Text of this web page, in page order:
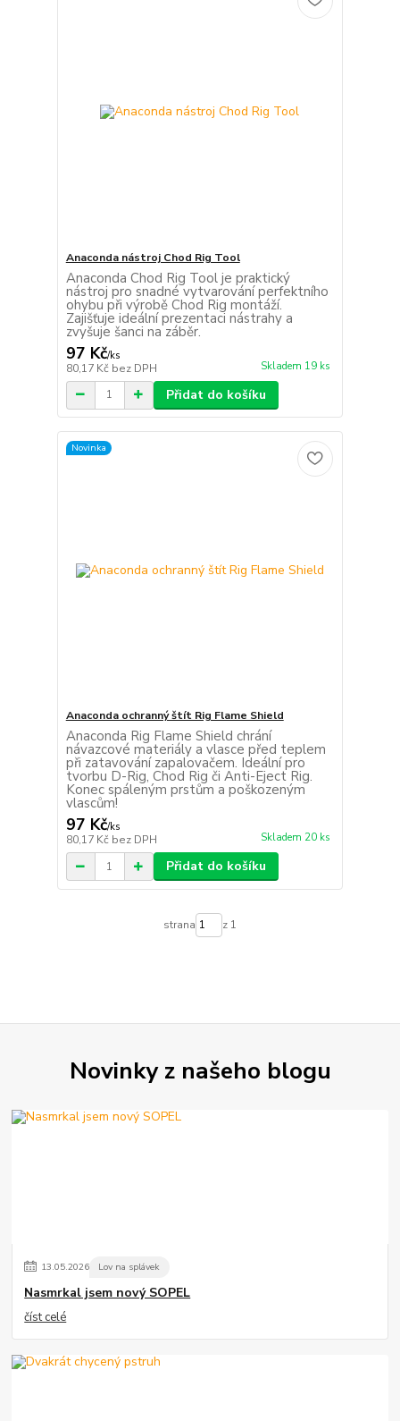
Anaconda nástroj Chod Rig Tool
Anaconda Chod Rig Tool je praktický
nástroj pro snadné vytvarování perfektního
ohybu při výrobě Chod Rig montáží.
Zajišťuje ideální prezentaci nástrahy a
zvyšuje šanci na záběr.
97 Kč/ks
80,17 Kč bez DPH Skladem 19 ks
Přidat do košíku
Novinka
Anaconda ochranný štít Rig Flame Shield
Anaconda Rig Flame Shield chrání
návazcové materiály a vlasce před teplem
při zatavování zapalovačem. Ideální pro
tvorbu D-Rig, Chod Rig či Anti-Eject Rig.
Konec spáleným prstům a poškozeným
vlascům!
97 Kč/ks
80,17 Kč bez DPH Skladem 20 ks
Přidat do košíku
strana z 1
Novinky z našeho blogu
13.05.2026 Lov na splávek
Nasmrkal jsem nový SOPEL
číst celé